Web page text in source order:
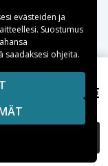
4,50 €
AB
OMISTAJIENSA
evästeiden ja
Suostumus
saadaksesi ohjeita.